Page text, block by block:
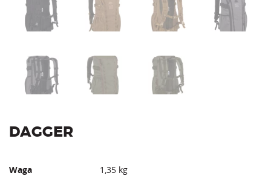
DAGGER
Waga
1,35 kg